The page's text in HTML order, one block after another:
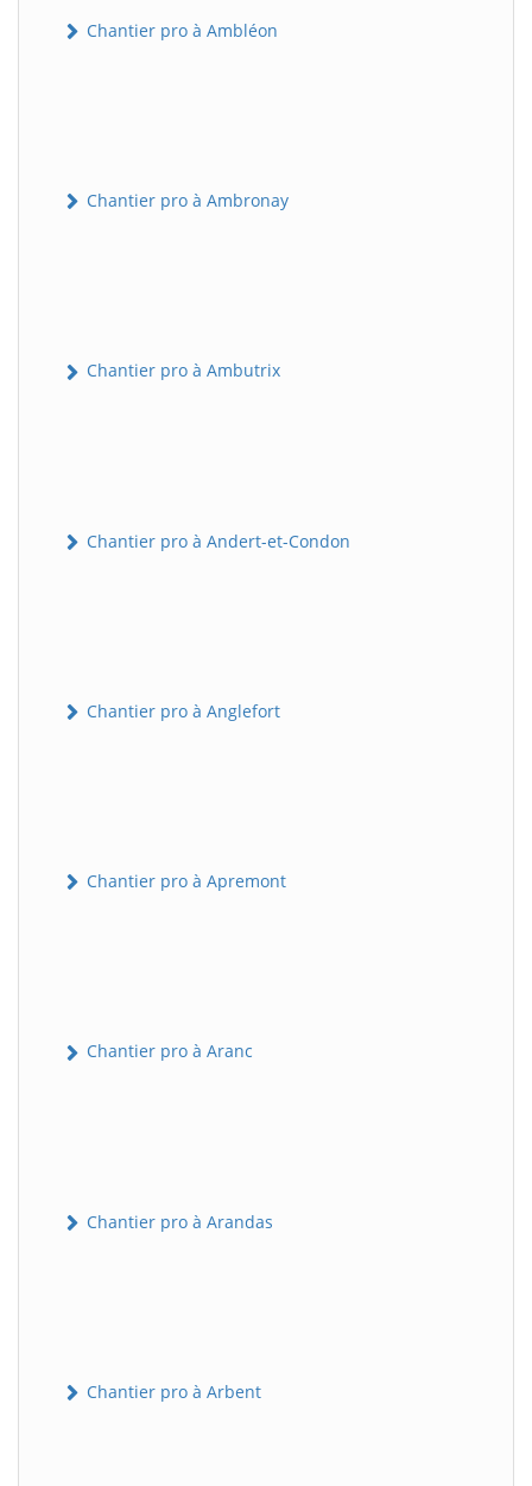
Chantier pro à Ambléon
Chantier pro à Ambronay
Chantier pro à Ambutrix
Chantier pro à Andert-et-Condon
Chantier pro à Anglefort
Chantier pro à Apremont
Chantier pro à Aranc
Chantier pro à Arandas
Chantier pro à Arbent